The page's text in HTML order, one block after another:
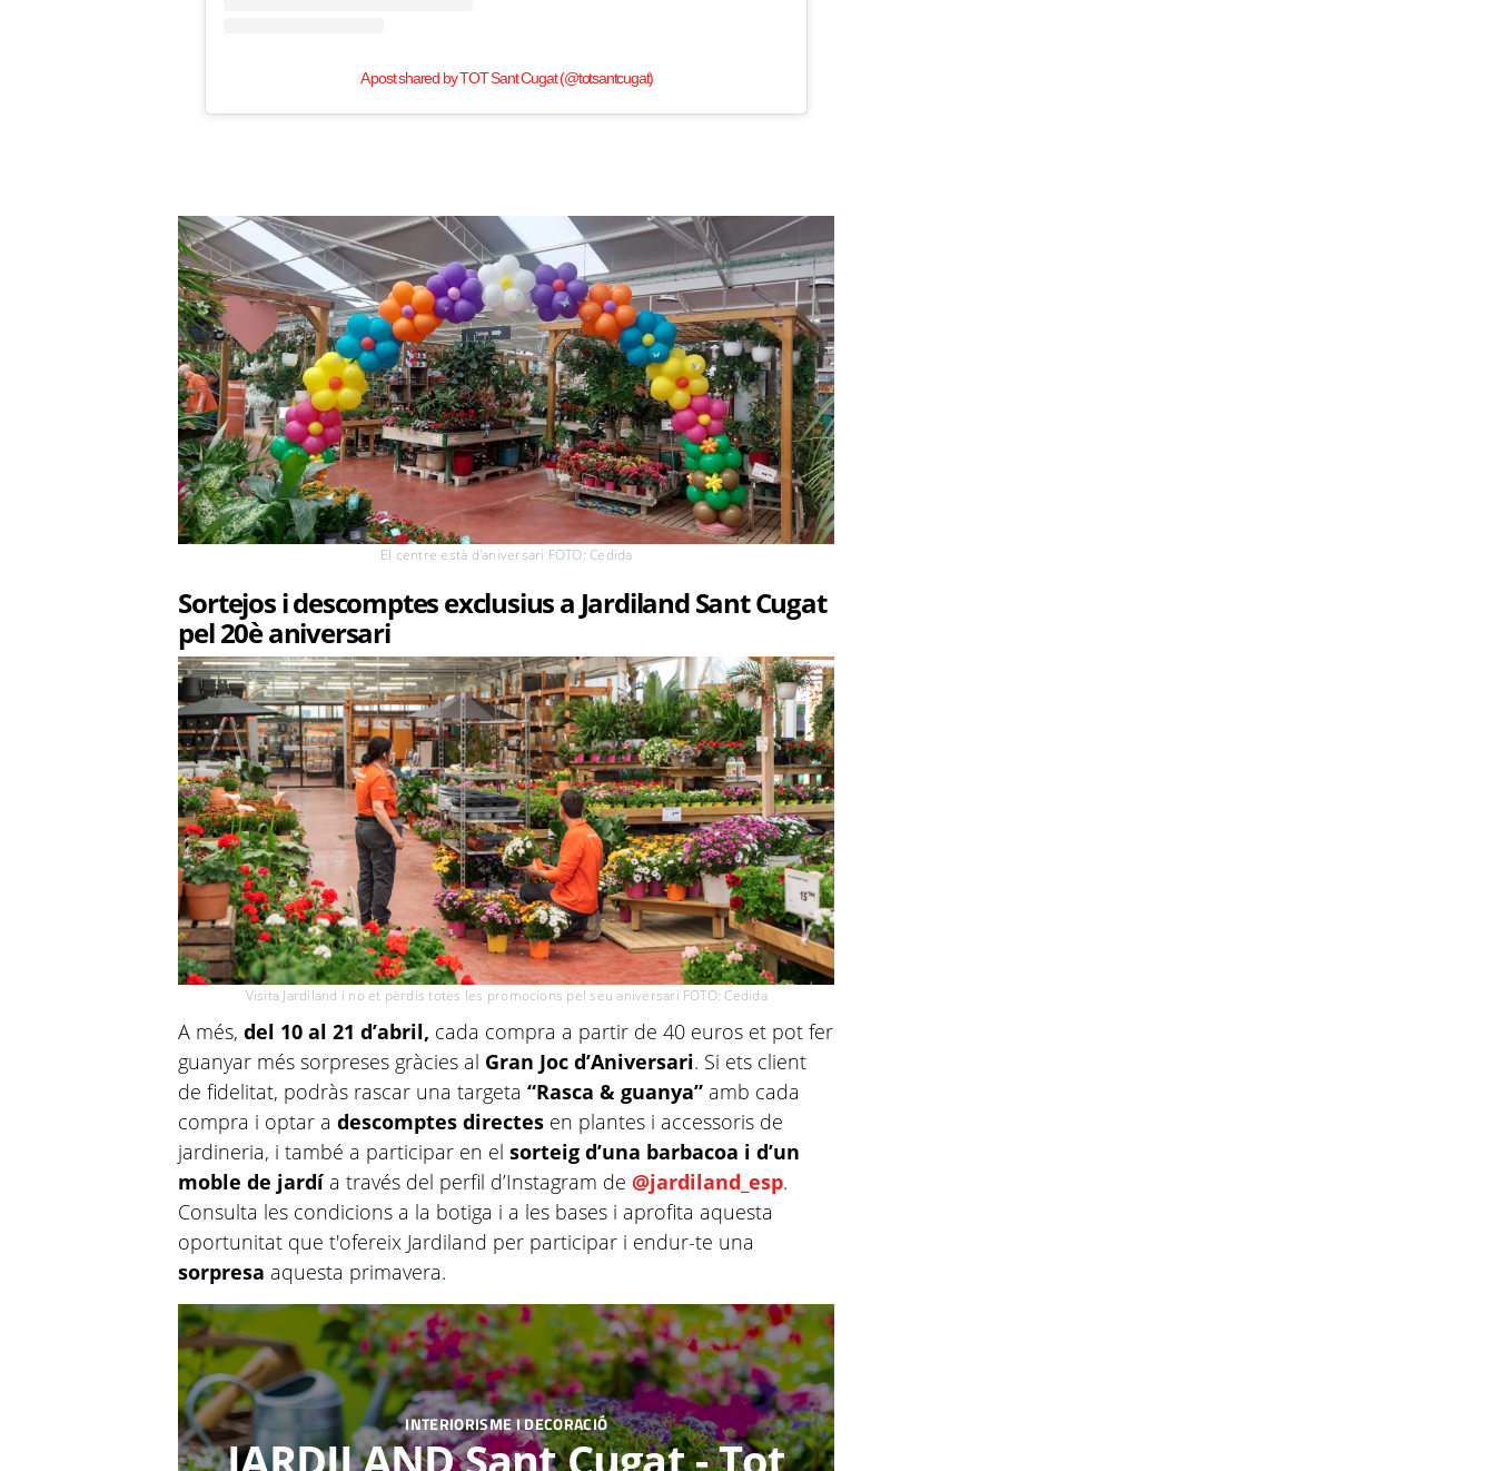
A post shared by TOT Sant Cugat (@totsantcugat)
El centre està d'aniversari FOTO: Cedida
Sortejos i descomptes exclusius a Jardiland Sant Cugat
pel 20è aniversari
Visita Jardiland i no et perdis totes les promocions pel seu aniversari FOTO: Cedida
A més, del 10 al 21 d’abril, cada compra a partir de 40 euros et pot fer
guanyar més sorpreses gràcies al Gran Joc d’Aniversari. Si ets client
de fidelitat, podràs rascar una targeta “Rasca & guanya” amb cada
compra i optar adescomptes directes en plantes i accessoris de
jardineria, i també a participar en elsorteig d’una barbacoa i d’un
moble de jardía través del perfil d’Instagram de @jardiland_esp.
Consulta les condicions a la botiga i a les bases i aprofita aquesta
oportunitat que t'ofereix Jardiland per participar i endur-te una
sorpresa aquesta primavera.
INTERIORISME I DECORACIÓ